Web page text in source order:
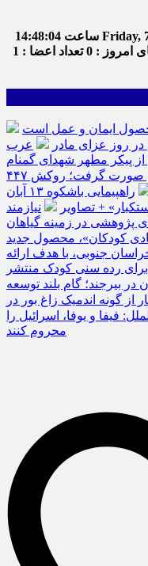
Friday, ساعت 14:48:04
امروز : 0
تعداد اعضا : 1
ایمان و عمل است
در روز عزای مادر
عرب
از پیکر مطهر شهدای گمنام
ازابتدای سالجاری صورت گرفت؛ روکش ۴۴۷
راهپیمایی باشکوه ۱۳ آبان
+ تصاویر
نیازمند
پژوهشی در زمینه گیاهان
کودکان»، محصول جدید
جنوبی، با هدف ارائه
برای رده سنی کودک منتشر
در بیرجند؛ گام بلند توسعه
از گونه اندمیک زاغ بور در
فیفا و یوفا، اسرائیل را
محروم کنند